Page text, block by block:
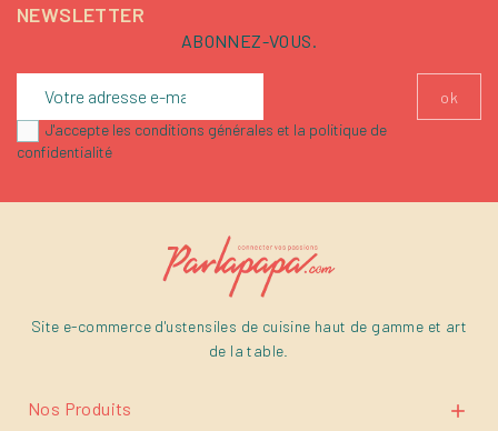
NEWSLETTER
ABONNEZ-VOUS.
J'accepte les conditions générales et la politique de
confidentialité
Site e-commerce d'ustensiles de cuisine haut de gamme et art
de la table.
Nos Produits 